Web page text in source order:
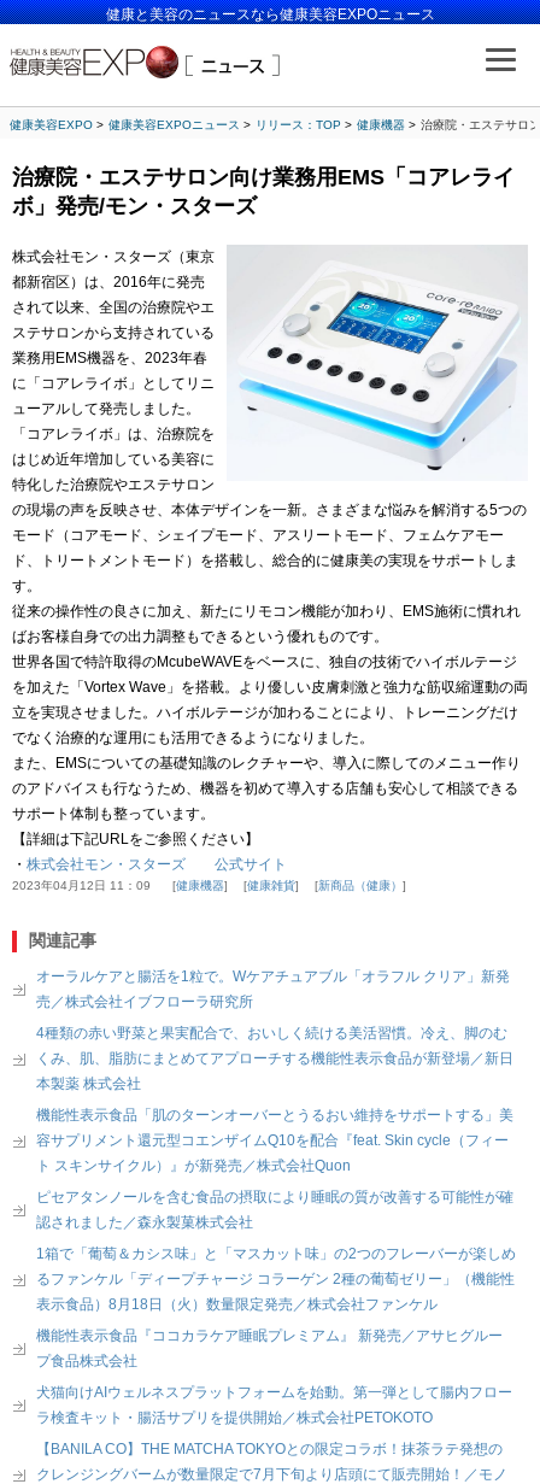
健康と美容のニュースなら健康美容EXPOニュース
健康美容EXPO 健康美容EXPOニュース リリース：TOP 健康機器 治療院・エステサロ
治療院・エステサロン向け業務用EMS「コアレライ
ボ」発売/モン・スターズ
株式会社モン・スターズ（東京
都新宿区）は、2016年に発売
されて以来、全国の治療院やエ
ステサロンから支持されている
業務用EMS機器を、2023年春
に「コアレライボ」としてリニ
ューアルして発売しました。
「コアレライボ」は、治療院を
はじめ近年増加している美容に
特化した治療院やエステサロン
の現場の声を反映させ、本体デザインを一新。さまざまな悩みを解消する5つの
モード（コアモード、シェイプモード、アスリートモード、フェムケアモー
ド、トリートメントモード）を搭載し、総合的に健康美の実現をサポートしま
す。
従来の操作性の良さに加え、新たにリモコン機能が加わり、EMS施術に慣れれ
ばお客様自身での出力調整もできるという優れものです。
世界各国で特許取得のMcubeWAVEをベースに、独自の技術でハイボルテージ
を加えた「Vortex Wave」を搭載。より優しい皮膚刺激と強力な筋収縮運動の両
立を実現させました。ハイボルテージが加わることにより、トレーニングだけ
でなく治療的な運用にも活用できるようになりました。
また、EMSについての基礎知識のレクチャーや、導入に際してのメニュー作り
のアドバイスも行なうため、機器を初めて導入する店舗も安心して相談できる
サポート体制も整っています。
【詳細は下記URLをご参照ください】
・ 株式会社モン・スターズ 公式サイト
2023年04月12日 11：09 健康機器 健康雑貨 新商品（健康）
関連記事
オーラルケアと腸活を1粒で。Wケアチュアブル「オラフル クリア」新発
売／株式会社イブフローラ研究所
4種類の赤い野菜と果実配合で、おいしく続ける美活習慣。冷え、脚のむ
くみ、肌、脂肪にまとめてアプローチする機能性表示食品が新登場／新日
本製薬 株式会社
機能性表示食品「肌のターンオーバーとうるおい維持をサポートする」美
容サプリメント還元型コエンザイムQ10を配合『feat. Skin cycle（フィー
ト スキンサイクル）』が新発売／株式会社Quon
ピセアタンノールを含む食品の摂取により睡眠の質が改善する可能性が確
認されました／森永製菓株式会社
1箱で「葡萄＆カシス味」と「マスカット味」の2つのフレーバーが楽しめ
るファンケル「ディープチャージ コラーゲン 2種の葡萄ゼリー」（機能性
表示食品）8月18日（火）数量限定発売／株式会社ファンケル
機能性表示食品『ココカラケア睡眠プレミアム』 新発売／アサヒグルー
プ食品株式会社
犬猫向けAIウェルネスプラットフォームを始動。第一弾として腸内フロー
ラ検査キット・腸活サプリを提供開始／株式会社PETOKOTO
【BANILA CO】THE MATCHA TOKYOとの限定コラボ！抹茶ラテ発想の
クレンジングバームが数量限定で7月下旬より店頭にて販売開始！／モノ